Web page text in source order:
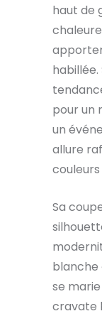
haut de
pour un
un
allure
couleurs
Sa
blanche
se
cravate